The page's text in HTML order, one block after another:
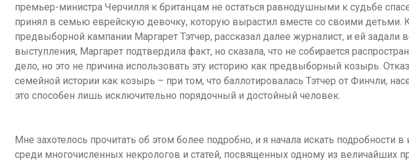
премьер-министра Черчилля к британцам не остаться равнодушными к судьбе
принял в семью еврейскую девочку, которую вырастил вместе со своими детьми.
предвыборной кампании Маргарет Тэтчер, рассказал далее журналист, и ей задали
выступления, Маргарет подтвердила факт, но сказала, что не собирается
дело, но это не причина использовать эту историю как предвыборный козырь.
семейной истории как козырь – при том, что баллотировалась Тэтчер от Финчли,
это способен лишь исключительно порядочный и достойный человек.
Мне захотелось прочитать об этом более подробно, и я начала искать подробности в
среди многочисленных некрологов и статей, посвященных одному из величайших